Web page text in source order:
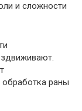
и сложности
раны